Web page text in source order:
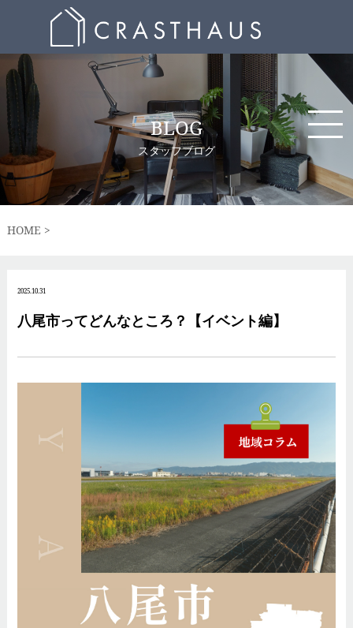
BLOG
スタッフブログ
HOME
2025.10.31
八尾市ってどんなところ？【イベント編】